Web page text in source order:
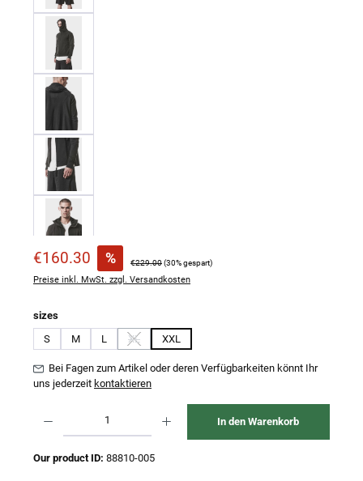
Verkaufspreis:
€160.30 % Regulärer Preis:
€229.00(30% gespart)
Preise inkl. MwSt. zzgl. Versandkosten
sizesauswählen
S
M L XL
(Diese Option ist zurzeit nicht verfügbar.)
XXL
Bei Fagen zum Artikel oder deren Verfügbarkeiten könnt Ihr
uns jederzeit kontaktieren
In den Warenkorb
Our product ID: 88810-005